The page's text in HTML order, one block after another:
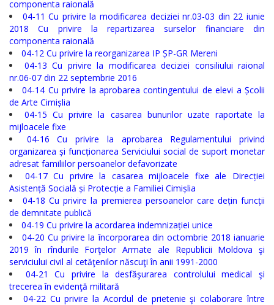
Regulamente
Consilierii
raionali
Comisiile
consultative
de
specialitate
ale
consiliului
raional
Codul
de
componenta raională
04-11 Cu privire la modificarea deciziei nr.03-03 din 22 iunie
2018 Cu privire la repartizarea surselor financiare din
componenta raională
04-12 Cu privire la reorganizarea IP ȘP-GR Mereni
04-13 Cu privire la modificarea deciziei consiliului raional
nr.06-07 din 22 septembrie 2016
04-14 Cu privire la aprobarea contingentului de elevi a Școlii
de Arte Cimișlia
04-15 Cu privire la casarea bunurilor uzate raportate la
mijloacele fixe
04-16 Cu privire la aprobarea Regulamentului privind
organizarea și funcționarea Serviciului social de suport monetar
adresat familiilor persoanelor defavorizate
04-17 Cu privire la casarea mijloacele fixe ale Direcției
Asistență Socială și Protecție a Familiei Cimișlia
04-18 Cu privire la premierea persoanelor care dețin funcții
de demnitate publică
04-19 Cu privire la acordarea indemnizației unice
04-20 Сu privire la încorporarea din octombrie 2018 ianuarie
2019 în rîndurile Forţelor Armate ale Republicii Moldova şi
serviciului civil al cetăţenilor născuţi în anii 1991-2000
04-21 Сu privire la desfăşurarea controlului medical şi
trecerea în evidenţă militară
04-22 Cu privire la Acordul de prietenie şi colaborare între